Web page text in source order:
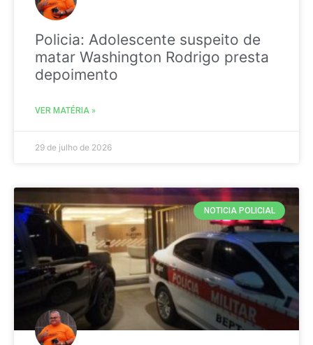
Policia: Adolescente suspeito de
matar Washington Rodrigo presta
depoimento
VER MATÉRIA »
29 de julho de 2026
NOTICIA POLICIAL